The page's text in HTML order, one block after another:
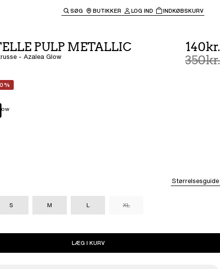
hovednavigationen.
SØG BUTIKKER LOG IND INDKØBSKURV
PULP METALLIC
- Azalea Glow
140kr.
350kr.
Størrelsesguide
S M L XL
LÆG I KURV